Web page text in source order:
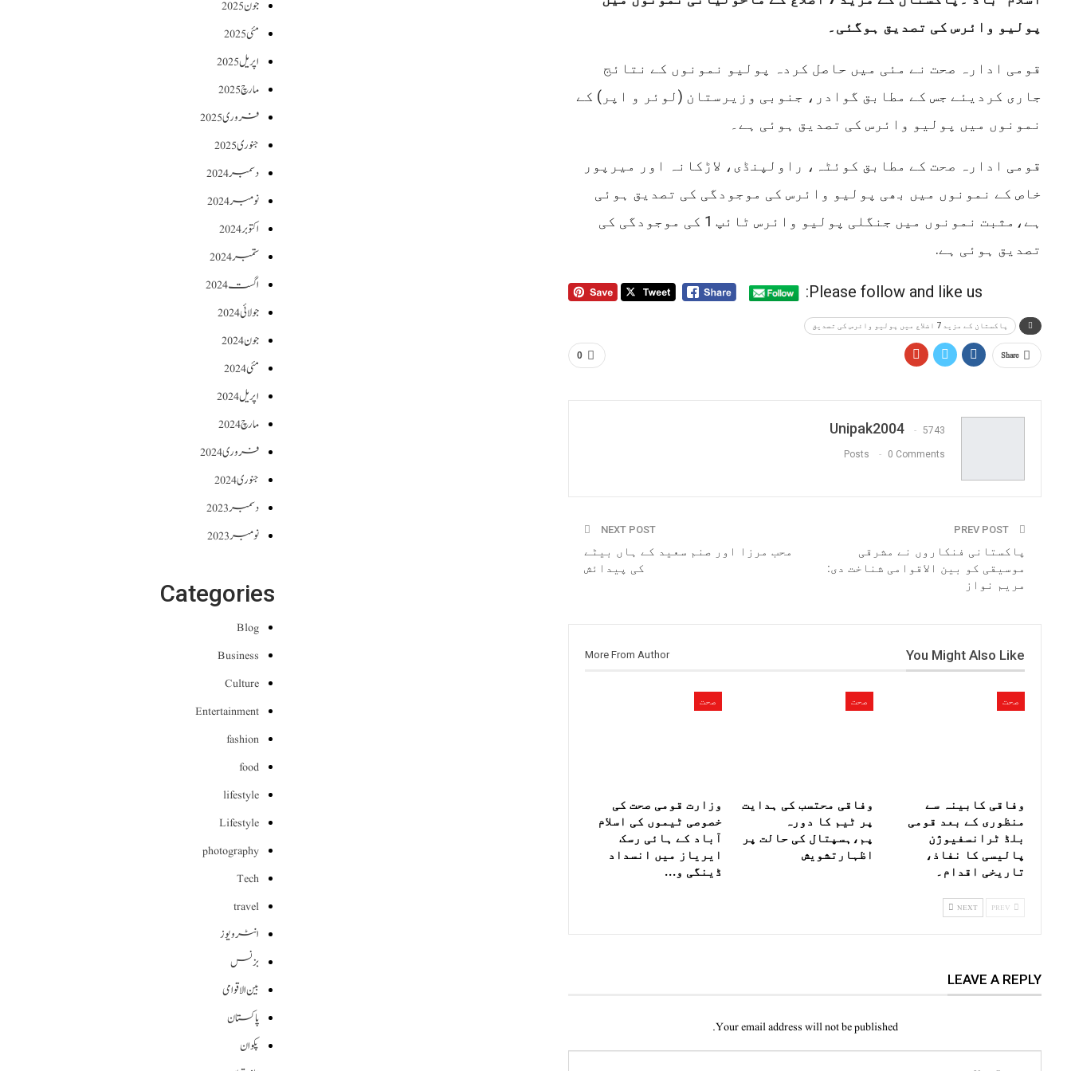
پولیو وائرس کی تصدیق ہوگئی۔
قومی ادارہ صحت نے مئی میں حاصل کردہ پولیو نمونوں کے نتائج
جاری کردیئے جس کے مطابق گوادر، جنوبی وزیرستان (لوئر و اپر) کے
نمونوں میں پولیو وائرس کی تصدیق ہوئی ہے۔
قومی ادارہ صحت کے مطابق کوئٹہ، راولپنڈی، لاڑکانہ اور میرپور
خاص کے نمونوں میں بھی پولیو وائرس کی موجودگی کی تصدیق ہوئی
ہے،مثبت نمونوں میں جنگلی پولیو وائرس ٹائپ 1 کی موجودگی کی
تصدیق ہوئی ہے.
Please follow and like us:
پاکستان کے مزید 7 اضلاع میں پولیو وائرس کی تصدیق
0 Share
Unipak2004 5743
Posts 0 Comments
پاکستانی فنکاروں نے مشرقی
موسیقی کو بین الاقوامی شناخت دی:
مریم نواز
NEXT POST
محب مرزا اور صنم سعید کے ہاں بیٹے
کی پیدائش
You Might Also Like
More From Author
صحت
وفاقی کابینہ سے
منظوری کے بعد قومی
بلڈ ٹرانسفیوژن
پالیسی کا نفاذ،
تاریخی اقدام۔
صحت
وفاقی محتسب کی ہدایت
پر ٹیم کا دورہ
پم،ہسپتال کی حالت پر
اظہارتشویش
صحت
وزارت قومی صحت کی
خصوصی ٹیموں کی اسلام
آباد کے ہائی رسک
ایریاز میں انسداد
ڈینگی و…
NEXT
LEAVE A REPLY
Your email address will not be published.
جون 2025
مئی 2025
اپریل 2025
مارچ 2025
فروری 2025
جنوری 2025
دسمبر 2024
نومبر 2024
اکتوبر 2024
ستمبر 2024
اگست 2024
جولائی 2024
جون 2024
مئی 2024
اپریل 2024
مارچ 2024
فروری 2024
جنوری 2024
دسمبر 2023
نومبر 2023
Categories
Blog
Business
Culture
Entertainment
fashion
food
lifestyle
Lifestyle
photography
Tech
travel
انٹرویوز
بزنس
بین الاقوامی
پاکستان
پکوان